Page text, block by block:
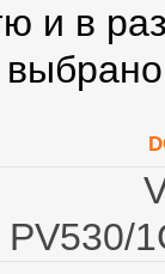
и в
PV530/